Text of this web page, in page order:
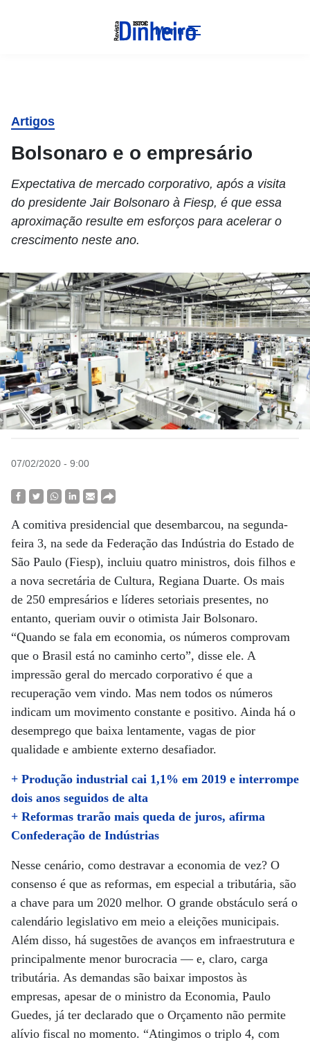
Menu
Artigos
Bolsonaro e o empresário
Expectativa de mercado corporativo, após a visita
do presidente Jair Bolsonaro à Fiesp, é que essa
aproximação resulte em esforços para acelerar o
crescimento neste ano.
07/02/2020 - 9:00
A comitiva presidencial que desembarcou, na segunda-
feira 3, na sede da Federação das Indústria do Estado de
São Paulo (Fiesp), incluiu quatro ministros, dois filhos e
a nova secretária de Cultura, Regiana Duarte. Os mais
de 250 empresários e líderes setoriais presentes, no
entanto, queriam ouvir o otimista Jair Bolsonaro.
“Quando se fala em economia, os números comprovam
que o Brasil está no caminho certo”, disse ele. A
impressão geral do mercado corporativo é que a
recuperação vem vindo. Mas nem todos os números
indicam um movimento constante e positivo. Ainda há o
desemprego que baixa lentamente, vagas de pior
qualidade e ambiente externo desafiador.
+ Produção industrial cai 1,1% em 2019 e interrompe
dois anos seguidos de alta
+ Reformas trarão mais queda de juros, afirma
Confederação de Indústrias
Nesse cenário, como destravar a economia de vez? O
consenso é que as reformas, em especial a tributária, são
a chave para um 2020 melhor. O grande obstáculo será o
calendário legislativo em meio a eleições municipais.
Além disso, há sugestões de avanços em infraestrutura e
principalmente menor burocracia — e, claro, carga
tributária. As demandas são baixar impostos às
empresas, apesar de o ministro da Economia, Paulo
Guedes, já ter declarado que o Orçamento não permite
alívio fiscal no momento. “Atingimos o triplo 4, com